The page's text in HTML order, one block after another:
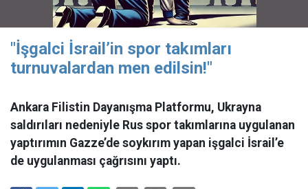
"İşgalci İsrail’in spor takımları
turnuvalardan men edilsin!"
Ankara Filistin Dayanışma Platformu, Ukrayna
saldırıları nedeniyle Rus spor takımlarına uygulanan
yaptırımın Gazze’de soykırım yapan işgalci İsrail’e
de uygulanması çağrısını yaptı.